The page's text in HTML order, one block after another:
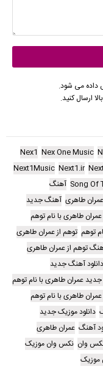
داده می شود.
ارسال کنید.
Nex One Music
Nex1
Next1.ir
Next1Music
Song Of آهنگ
طاهری آهنگ جدید
طاهری با نام توهم
توهم توهم از عمران طاهری
توهم از عمران طاهری
دانلود آهنگ جدید
عمران طاهری با نام توهم
طاهری با نام توهم
دانلود موزیک جدید
آهنگ عمران طاهری
وان نکس وان موزیک